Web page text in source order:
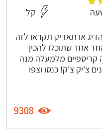
קל
או תאדיק תקראו לזה
אחד שתוכלו להכין
קריספיים מלמעלה מנה
צ'יק צ'ק! כנסו וצפו
9308